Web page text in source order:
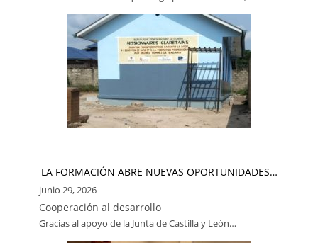
LA FORMACIÓN ABRE NUEVAS OPORTUNIDADES…
junio 29, 2026
Cooperación al desarrollo
Gracias al apoyo de la Junta de Castilla y León…